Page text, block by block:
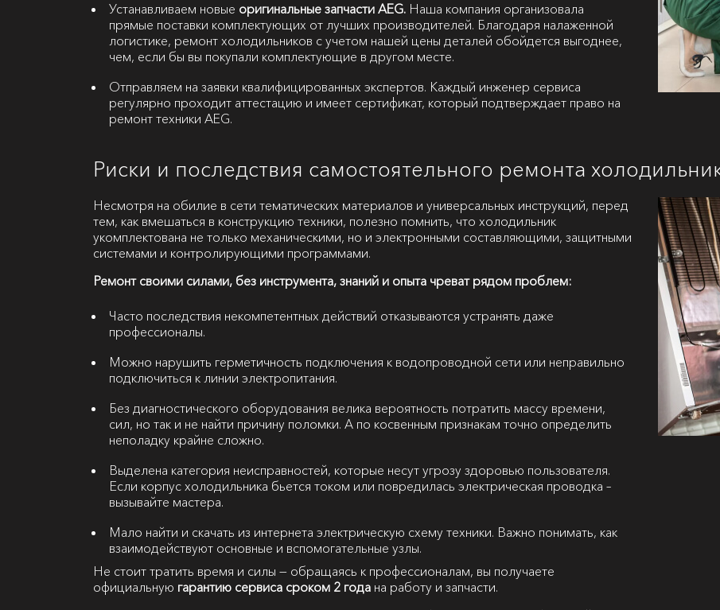
Устанавливаем новые оригинальные запчасти AEG. Наша компания организовала
прямые поставки комплектующих от лучших производителей. Благодаря налаженной
логистике, ремонт холодильников с учетом нашей цены деталей обойдется выгоднее,
чем, если бы вы покупали комплектующие в другом месте.
Отправляем на заявки квалифицированных экспертов. Каждый инженер сервиса
регулярно проходит аттестацию и имеет сертификат, который подтверждает право на
ремонт техники AEG.
Риски и последствия самостоятельного ремонта
Несмотря на обилие в сети тематических материалов и универсальных инструкций, перед
тем, как вмешаться в конструкцию техники, полезно помнить, что холодильник
укомплектована не только механическими, но и электронными составляющими, защитными
системами и контролирующими программами.
Ремонт своими силами, без инструмента, знаний и опыта чреват рядом проблем:
Часто последствия некомпетентных действий отказываются устранять даже
профессионалы.
Можно нарушить герметичность подключения к водопроводной сети или неправильно
подключиться к линии электропитания.
Без диагностического оборудования велика вероятность потратить массу времени,
сил, но так и не найти причину поломки. А по косвенным признакам точно определить
неполадку крайне сложно.
Выделена категория неисправностей, которые несут угрозу здоровью пользователя.
Если корпус холодильника бьется током или повредилась электрическая проводка –
вызывайте мастера.
Мало найти и скачать из интернета электрическую схему техники. Важно понимать, как
взаимодействуют основные и вспомогательные узлы.
Не стоит тратить время и силы — обращаясь к профессионалам, вы получаете
официальную гарантию сервиса сроком 2 года на работу и запчасти.